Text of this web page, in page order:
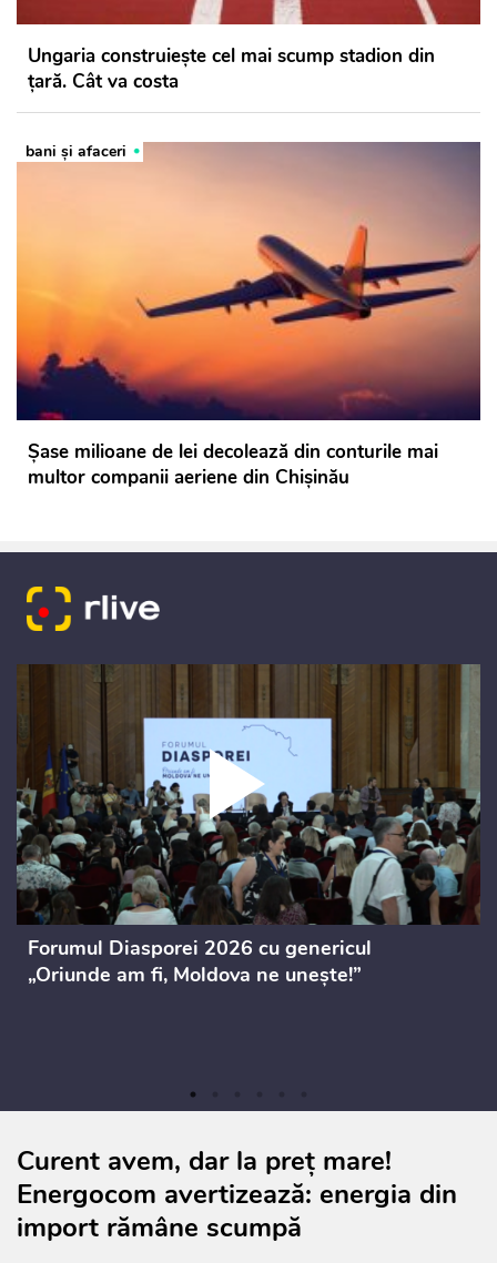
Ungaria construieşte cel mai scump stadion din
ţară. Cât va costa
bani și afaceri
Șase milioane de lei decolează din conturile mai
multor companii aeriene din Chișinău
Forumul Diasporei 2026 cu genericul
„Oriunde am fi, Moldova ne unește!”
Curent avem, dar la preț mare!
Energocom avertizează: energia din
import rămâne scumpă